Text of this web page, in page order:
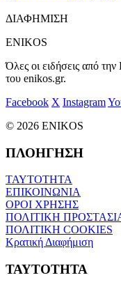
ΔΙΑΦΗΜΙΣΗ
ENIKOS
Όλες οι ειδήσεις από
του enikos.gr.
Facebook X Instagram
© 2026 ENIKOS
ΠΛΟΗΓΗΣΗ
ΤΑΥΤΟΤΗΤΑ
ΕΠΙΚΟΙΝΩΝΙΑ
ΟΡΟΙ ΧΡΗΣΗΣ
ΠΟΛΙΤΙΚΗ
ΠΟΛΙΤΙΚΗ COOKIES
Κρατική Διαφήμιση
ΤΑΥΤΟΤΗΤΑ